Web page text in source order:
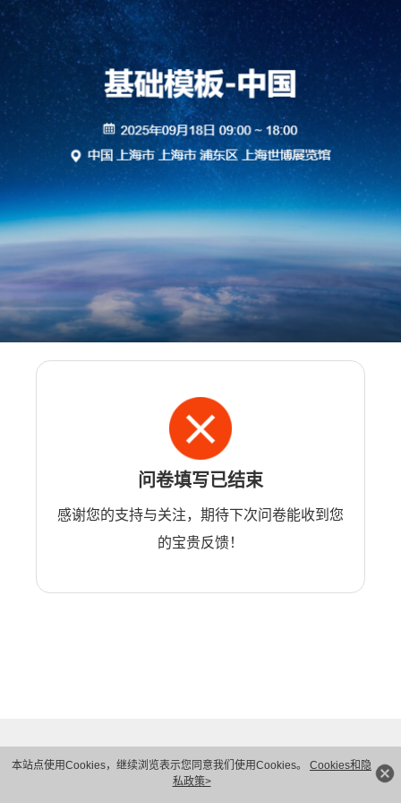
本站点使用Cookies，继续浏览表示您同意我们使用Cookies。 Cookies和隐
私政策>
问卷填写已结束
感谢您的支持与关注，期待下次问卷能收到您
的宝贵反馈！